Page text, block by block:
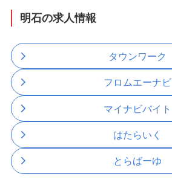
明石の求人情報
タウンワーク
フロムエーナビ
マイナビバイト
はたらいく
とらばーゆ